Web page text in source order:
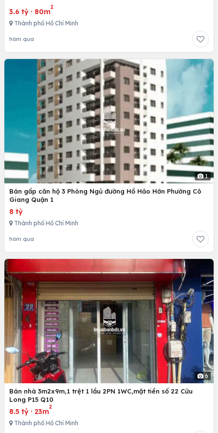
3.6 tỷ · 80m
2
Thành phố Hồ Chí Minh
hôm qua
1
Bán gấp căn hộ 3 Phòng Ngủ đường Hồ Hảo Hớn Phường Cô
Giang Quận 1
8 tỷ
Thành phố Hồ Chí Minh
hôm qua
6
Bán nhà 3m2x9m,1 trệt 1 lầu 2PN 1WC,mặt tiền số 22 Cửu
Long P15 Q10
8.5 tỷ · 23m
2
Thành phố Hồ Chí Minh